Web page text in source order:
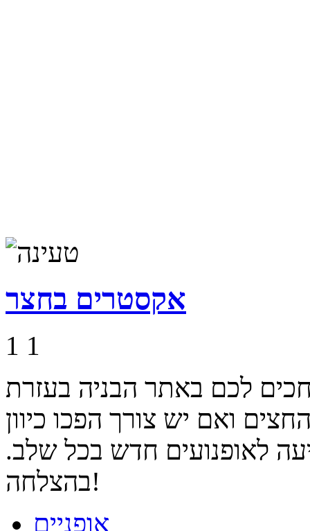
אקסטרים בחצר
1 1
לכם באתר הבניה בעזרת
ואם יש צורך הפכו כיוון
לאופנועים חדש בכל שלב.
בהצלחה!
אופניים